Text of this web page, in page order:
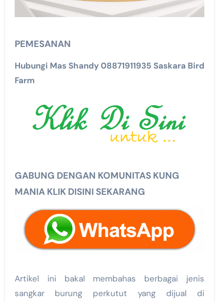
PEMESANAN
Hubungi Mas Shandy 08871911935 Saskara Bird
Farm
GABUNG DENGAN KOMUNITAS KUNG
MANIA KLIK DISINI SEKARANG
Artikel ini bakal membahas berbagai jenis
sangkar burung perkutut yang dijual di